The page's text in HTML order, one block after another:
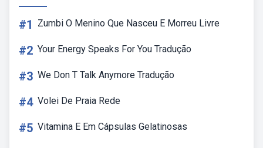
#1 Zumbi O Menino Que Nasceu E Morreu Livre
#2 Your Energy Speaks For You Tradução
#3 We Don T Talk Anymore Tradução
#4 Volei De Praia Rede
#5 Vitamina E Em Cápsulas Gelatinosas